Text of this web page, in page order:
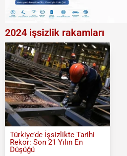
2024 işsizlik rakamları
Türkiye’de İşsizlikte Tarihi
Rekor: Son 21 Yılın En
Düşüğü